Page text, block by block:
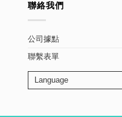
聯絡我們
公司據點
聯繫表單
Language